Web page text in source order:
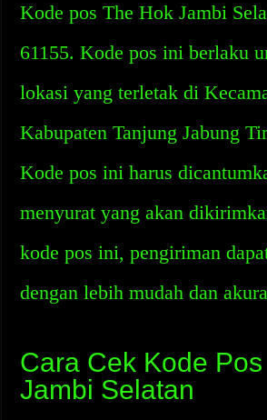
Kode pos The Hok Jambi
61155. Kode pos ini berlaku
lokasi yang terletak di
Kabupaten Tanjung Jabung
Kode pos ini harus
menyurat yang akan
kode pos ini, pengiriman
dengan lebih mudah dan
Cara Cek Kode
Jambi Selatan